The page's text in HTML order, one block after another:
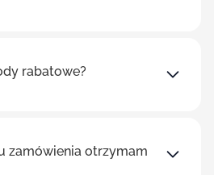
rabatowe?
zamówienia otrzymam